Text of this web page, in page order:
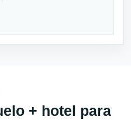
+ hotel para